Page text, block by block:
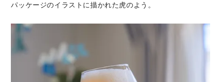
パッケージのイラストに描かれた虎のよう。